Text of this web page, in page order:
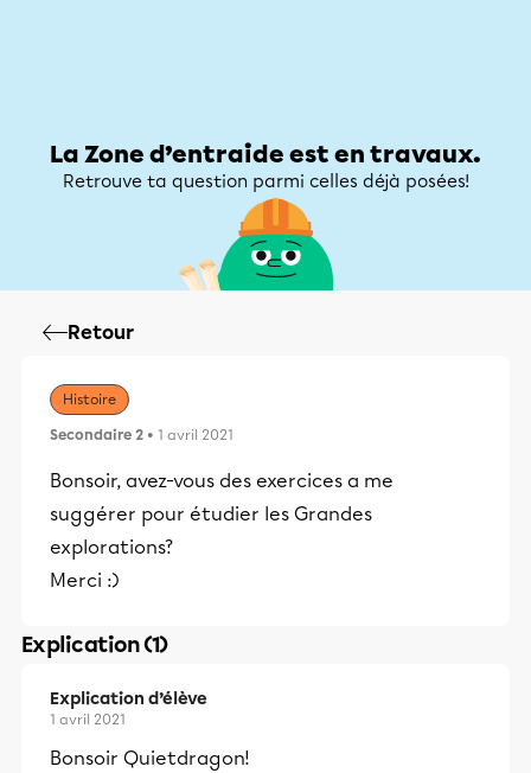
La Zone d’entraide est en travaux.
Retrouve ta question parmi celles déjà posées!
Retour
Histoire
Secondaire 2 • 1 avril 2021
Bonsoir, avez-vous des exercices a me
suggérer pour étudier les Grandes
explorations?
Merci :)
Explication (1)
Explication d’élève
1 avril 2021
Bonsoir Quietdragon!